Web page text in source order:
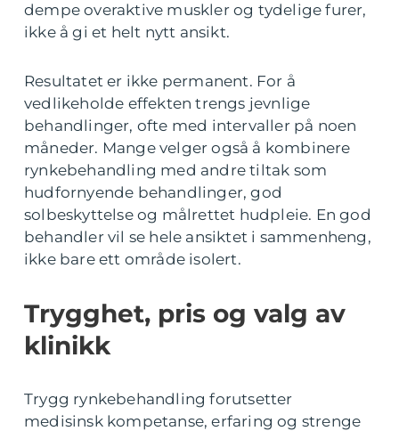
dempe overaktive muskler og tydelige furer,
ikke å gi et helt nytt ansikt.
Resultatet er ikke permanent. For å
vedlikeholde effekten trengs jevnlige
behandlinger, ofte med intervaller på noen
måneder. Mange velger også å kombinere
rynkebehandling med andre tiltak som
hudfornyende behandlinger, god
solbeskyttelse og målrettet hudpleie. En god
behandler vil se hele ansiktet i sammenheng,
ikke bare ett område isolert.
Trygghet, pris og valg av
klinikk
Trygg rynkebehandling forutsetter
medisinsk kompetanse, erfaring og strenge